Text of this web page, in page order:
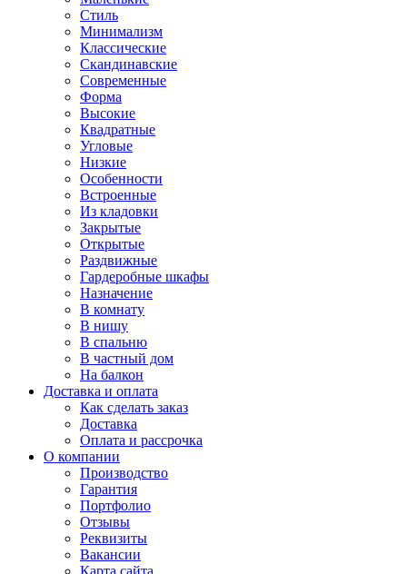
Стиль
Минимализм
Классические
Скандинавские
Современные
Форма
Высокие
Квадратные
Угловые
Низкие
Особенности
Встроенные
Из кладовки
Закрытые
Открытые
Раздвижные
Гардеробные шкафы
Назначение
В комнату
В нишу
В спальню
В частный дом
На балкон
Доставка и оплата
Как сделать заказ
Доставка
Оплата и рассрочка
О компании
Производство
Гарантия
Портфолио
Отзывы
Реквизиты
Вакансии
Карта сайта